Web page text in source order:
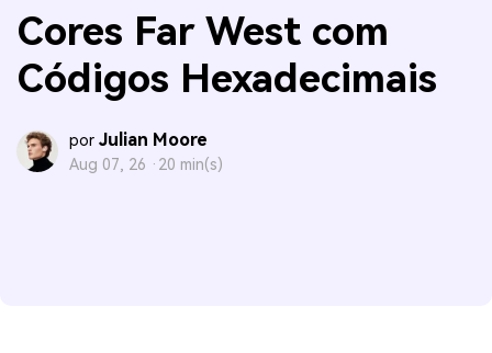
Cores Far West com
Códigos Hexadecimais
por Julian Moore
Aug 07, 26 · 20 min(s)